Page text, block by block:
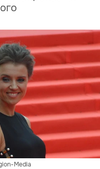
Media